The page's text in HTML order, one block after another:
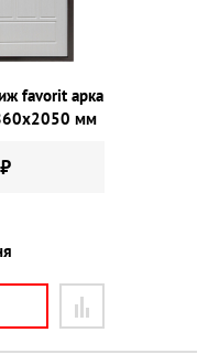
favorit арка
мм